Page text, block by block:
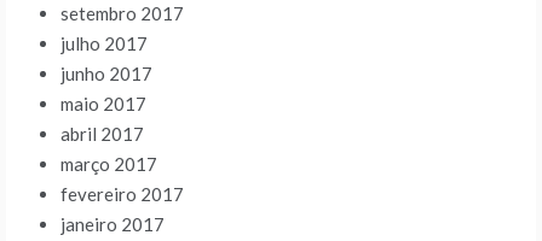
setembro 2017
julho 2017
junho 2017
maio 2017
abril 2017
março 2017
fevereiro 2017
janeiro 2017